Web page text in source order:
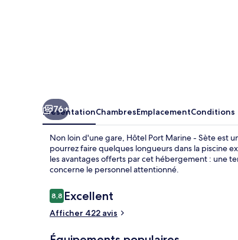
76+
PrésentationChambresEmplacementConditions
Non loin d'une gare, Hôtel Port Marine - Sète est
pourrez faire quelques longueurs dans la piscine
les avantages offerts par cet hébergement : une
concerne le personnel attentionné.
Avis
voyageurs
8,88,8 sur 10
Excellent
Afficher 422 avis